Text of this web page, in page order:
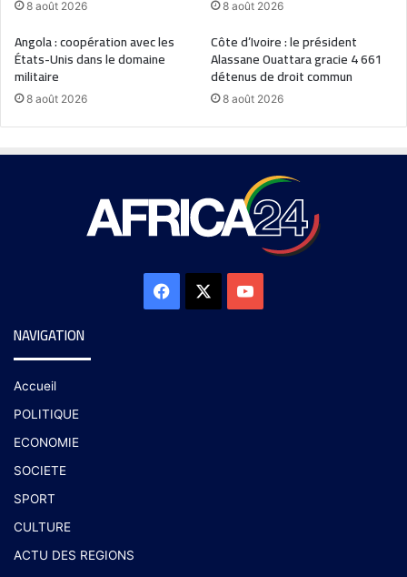
8 août 2026 8 août 2026
Angola : coopération avec les
États-Unis dans le domaine
militaire
8 août 2026
Côte d’Ivoire : le président
Alassane Ouattara gracie 4 661
détenus de droit commun
8 août 2026
NAVIGATION
Accueil
POLITIQUE
ECONOMIE
SOCIETE
SPORT
CULTURE
ACTU DES REGIONS